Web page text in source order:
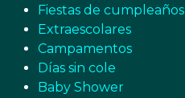
Fiestas de cumpleaños
Extraescolares
Campamentos
Días sin cole
Baby Shower